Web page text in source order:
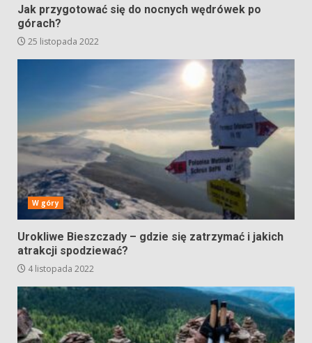
Jak przygotować się do nocnych wędrówek po
górach?
25 listopada 2022
W góry
Urokliwe Bieszczady – gdzie się zatrzymać i jakich
atrakcji spodziewać?
4 listopada 2022